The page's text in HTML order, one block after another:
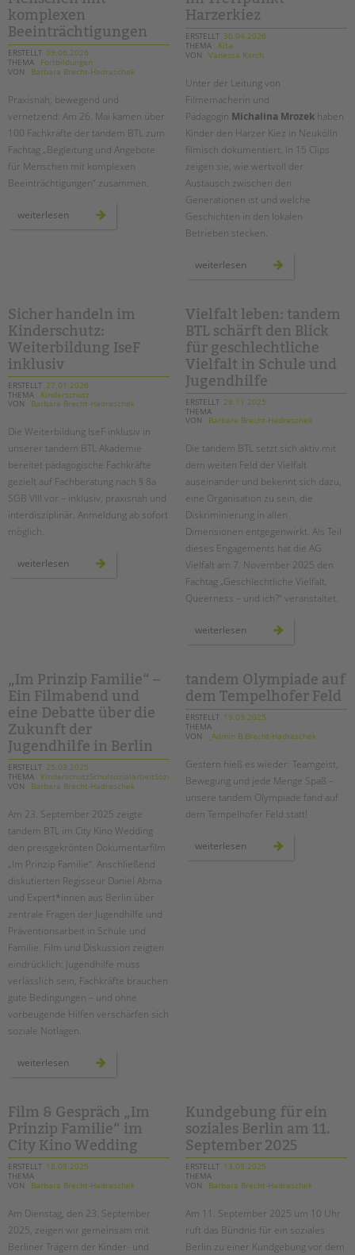
PRESSE
Magazin
KONTAKT
Impressum
Datenschutz
Hinweisgebersystem
Intranet
komplexen
Beeinträchtigungen
ERSTELLT 09.06.2026
THEMA
Fortbildungen
VON
Barbara Brecht-Hadraschek
Praxisnah, bewegend und
vernetzend: Am 26. Mai kamen über
100 Fachkräfte der tandem BTL zum
Fachtag „Begleitung und Angebote
für Menschen mit komplexen
Beeinträchtigungen“ zusammen.
weiterlesen fachtag
Harzerkiez
ERSTELLT 30.04.2026
THEMA
Kita
VON
Vanessa Karch
Unter der Leitung von
Filmemacherin und
Pädagogin Michalina Mrozek haben
Kinder den Harzer Kiez in Neukölln
filmisch dokumentiert. In 15 Clips
zeigen sie, wie wertvoll der
Austausch zwischen den
Generationen ist und welche
Geschichten in den lokalen
Betrieben stecken.
weiterlesen
kiez:
ein
projekt
im
treffpunkt
harzerkiez
Sicher handeln im
Kinderschutz:
Weiterbildung IseF
inklusiv
ERSTELLT 27.01.2026
THEMA
Kinderschutz
VON
Barbara Brecht-Hadraschek
Die Weiterbildung IseF inklusiv in
unserer tandem BTL Akademie
bereitet pädagogische Fachkräfte
gezielt auf Fachberatung nach § 8a
SGB VIII vor – inklusiv, praxisnah und
interdisziplinär. Anmeldung ab sofort
möglich.
weiterlesen
handeln
Vielfalt leben: tandem
BTL schärft den Blick
für geschlechtliche
Vielfalt in Schule und
Jugendhilfe
ERSTELLT 28.11.2025
THEMA
VON
Barbara Brecht-Hadraschek
Die tandem BTL setzt sich aktiv mit
dem weiten Feld der Vielfalt
auseinander und bekennt sich dazu,
eine Organisation zu sein, die
Diskriminierung in allen
Dimensionen entgegenwirkt. Als Teil
dieses Engagements hat die AG
Vielfalt am 7. November 2025 den
Fachtag „Geschlechtliche Vielfalt,
Queerness – und ich?“ veranstaltet.
weiterlesen vielfalt
den
blick
für
geschlechtliche
vielfalt
in
schule
und
„Im Prinzip Familie“ –
Ein Filmabend und
eine Debatte über die
Zukunft der
Jugendhilfe in Berlin
ERSTELLT 25.09.2025
THEMA
KinderschutzSchulsozialarbeitSozialarbeit
VON
Barbara Brecht-Hadraschek
Am 23. September 2025 zeigte
tandem BTL im City Kino Wedding
den preisgekrönten Dokumentarfilm
„Im Prinzip Familie“. Anschließend
diskutierten Regisseur Daniel Abma
und Expert*innen aus Berlin über
zentrale Fragen der Jugendhilfe und
Präventionsarbeit in Schule und
Familie. Film und Diskussion zeigten
eindrücklich: Jugendhilfe muss
verlässlich sein, Fachkräfte brauchen
gute Bedingungen – und ohne
vorbeugende Hilfen verschärfen sich
soziale Notlagen.
weiterlesen
filmabend
und
eine
debatte
über
die
zukunft
jugendhilfe
tandem Olympiade auf
dem Tempelhofer Feld
ERSTELLT 19.09.2025
THEMA
VON
_Admin B.Brecht-Hadraschek
Gestern hieß es wieder: Teamgeist,
Bewegung und jede Menge Spaß –
unsere tandem Olympiade fand auf
dem Tempelhofer Feld statt!
weiterlesen tandem
olympiade
Film & Gespräch „Im
Prinzip Familie“ im
City Kino Wedding
ERSTELLT 18.08.2025
THEMA
VON
Barbara Brecht-Hadraschek
Am Dienstag, den 23. September
2025, zeigen wir gemeinsam mit
Berliner Trägern der Kinder- und
Kundgebung für ein
soziales Berlin am 11.
September 2025
ERSTELLT 13.08.2025
THEMA
VON
Barbara Brecht-Hadraschek
Am 11. September 2025 um 10 Uhr
ruft das Bündnis für ein soziales
Berlin zu einer Kundgebung vor dem